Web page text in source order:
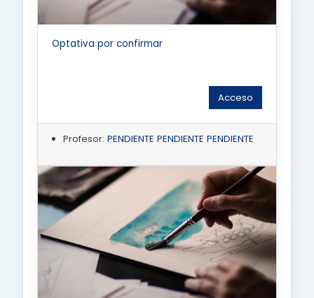
Optativa por confirmar
Acceso
Profesor: PENDIENTE PENDIENTE PENDIENTE